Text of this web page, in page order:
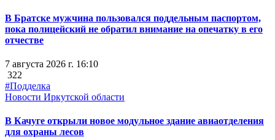
В Братске мужчина пользовался поддельным паспортом,
пока полицейский не обратил внимание на опечатку в его
отчестве
7 августа 2026 г. 16:10
322
#Подделка
Новости Иркутской области
В Качуге открыли новое модульное здание авиаотделения
для охраны лесов